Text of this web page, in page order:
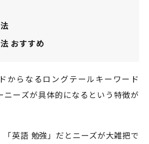
おすすめ
からなるロングテールキーワード
ニーズが具体的になるという特徴が
「英語 勉強」だとニーズが大雑把で